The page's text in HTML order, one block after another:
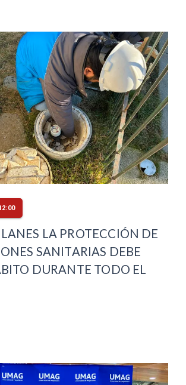
LA PROTECCIÓN DE
SANITARIAS DEBE
DURANTE TODO EL